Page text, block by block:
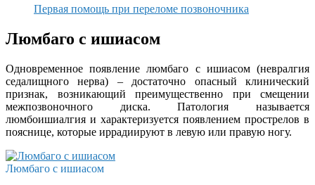
Первая помощь при переломе позвоночника
Люмбаго с ишиасом
Одновременное появление люмбаго с ишиасом (невралгия
седалищного нерва) – достаточно опасный клинический
признак, возникающий преимущественно при смещении
межпозвоночного диска. Патология называется
люмбоишиалгия и характеризуется появлением прострелов в
пояснице, которые иррадиируют в левую или правую ногу.
Люмбаго с ишиасом